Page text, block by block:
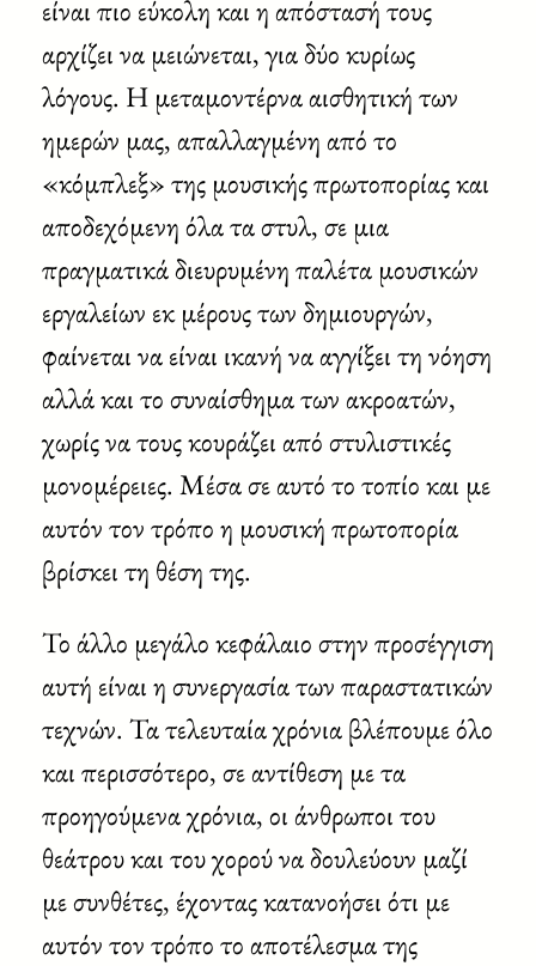
είναι πιο εύκολη και η απόστασή τους
αρχίζει να μειώνεται, για δύο κυρίως
λόγους. Η μεταμοντέρνα αισθητική των
ημερών μας, απαλλαγμένη από το
«κόμπλεξ» της μουσικής πρωτοπορίας και
αποδεχόμενη όλα τα στυλ, σε μια
πραγματικά διευρυμένη παλέτα μουσικών
εργαλείων εκ μέρους των δημιουργών,
φαίνεται να είναι ικανή να αγγίξει τη νόηση
αλλά και το συναίσθημα των ακροατών,
χωρίς να τους κουράζει από στυλιστικές
μονομέρειες. Μέσα σε αυτό το τοπίο και με
αυτόν τον τρόπο η μουσική πρωτοπορία
βρίσκει τη θέση της.
Το άλλο μεγάλο κεφάλαιο στην προσέγγιση
αυτή είναι η συνεργασία των παραστατικών
τεχνών. Τα τελευταία χρόνια βλέπουμε όλο
και περισσότερο, σε αντίθεση με τα
προηγούμενα χρόνια, οι άνθρωποι του
θεάτρου και του χορού να δουλεύουν μαζί
με συνθέτες, έχοντας κατανοήσει ότι με
αυτόν τον τρόπο το αποτέλεσμα της